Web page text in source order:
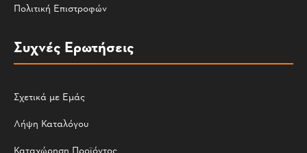
Πολιτική Επιστροφών
Συχνές Ερωτήσεις
Σχετικά με Εμάς
Λήψη Καταλόγου
Καταχώρηση Προϊόντος